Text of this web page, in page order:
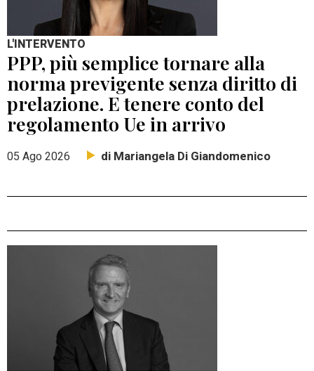
L'INTERVENTO
PPP, più semplice tornare alla
norma previgente senza diritto di
prelazione. E tenere conto del
regolamento Ue in arrivo
05 Ago 2026 di Mariangela Di Giandomenico